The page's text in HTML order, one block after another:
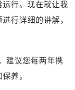
行。现在就让我
行详细的讲解，
建议您每两年携
养。